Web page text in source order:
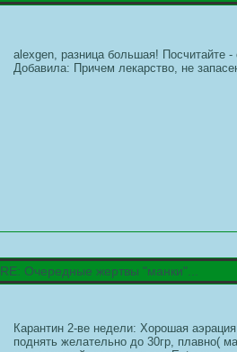
alexgen, разница большая! Посчитайте
Добавила: Причем лекарство, не
RE: Очередные жертвы "манки"...
Карантин 2-ве недели: Хорошая
поднять желательно до 30гр, плавно(